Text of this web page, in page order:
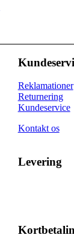
Reklamationer
Returnering
Kundeservice
Kontakt os
Levering